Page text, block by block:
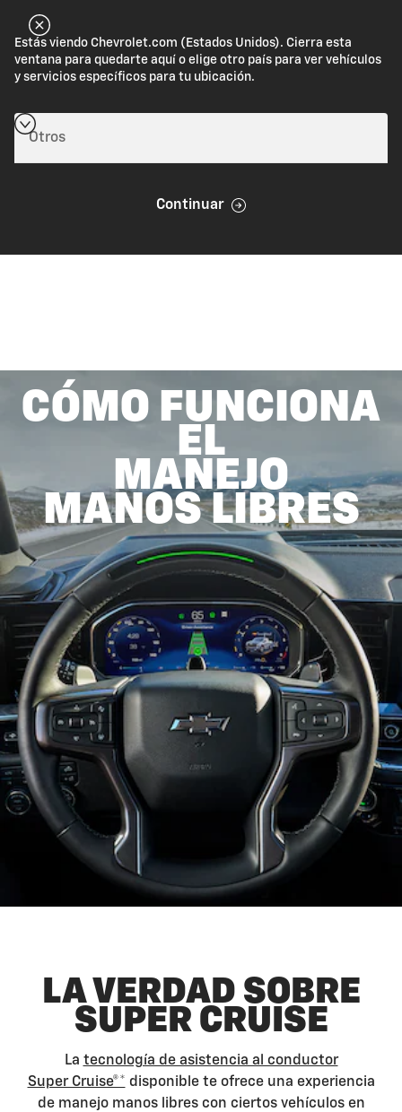
Estás viendo Chevrolet.com (Estados Unidos). Cierra esta
ventana para quedarte aquí o elige otro país para ver vehículos
y servicios específicos para tu ubicación.
Continuar
CÓMO FUNCIONA
EL
MANEJO
MANOS LIBRES
LA VERDAD SOBRE
SUPER CRUISE
La tecnología de asistencia al conductor
Super Cruise®* disponible te ofrece una experiencia
de manejo manos libres con ciertos vehículos en